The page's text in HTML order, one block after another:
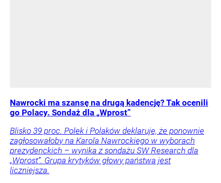
Nawrocki ma szansę na drugą kadencję? Tak ocenili
go Polacy. Sondaż dla „Wprost”
Blisko 39 proc. Polek i Polaków deklaruje, że ponownie
zagłosowałoby na Karola Nawrockiego w wyborach
prezydenckich – wynika z sondażu SW Research dla
„Wprost”. Grupa krytyków głowy państwa jest
liczniejsza.